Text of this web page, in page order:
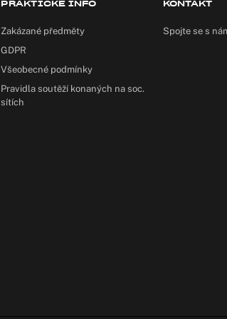
PRAKTICKÉ INFO
Zakázané předměty
GDPR
Všeobecné podmínky
Pravidla soutěží konaných na soc.
sítích
KONTAKT
Spojte se s